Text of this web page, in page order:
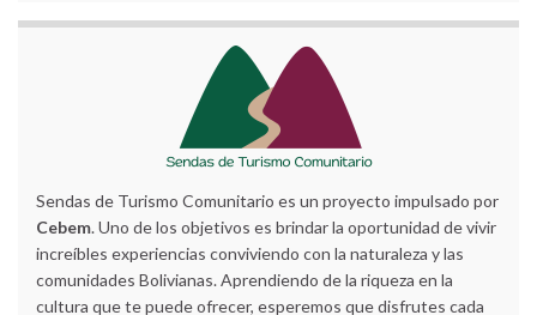
Sendas de Turismo Comunitario es un proyecto impulsado por
Cebem. Uno de los objetivos es brindar la oportunidad de vivir
increíbles experiencias conviviendo con la naturaleza y las
comunidades Bolivianas. Aprendiendo de la riqueza en la
cultura que te puede ofrecer, esperemos que disfrutes cada